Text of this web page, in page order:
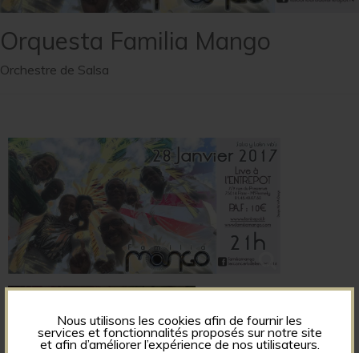
Nous utilisons les cookies afin de fournir les
services et fonctionnalités proposés sur notre site
et afin d’améliorer l’expérience de nos utilisateurs.
Orquesta Familia Mango
Orchestre de Salsa